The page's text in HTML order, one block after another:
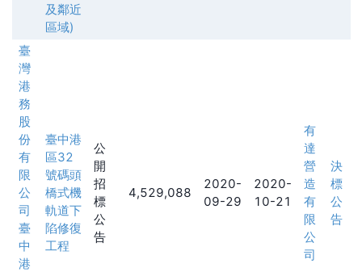
及鄰近
區域)
臺
灣
港
務
股
份
有
限
公
司
臺
中
港
臺中港
區32
號碼頭
橋式機
軌道下
陷修復
工程
公
開
招
標
公
告
4,529,088
2020-
09-29
2020-
10-21
有
達
營
造
有
限
公
司
決
標
公
告